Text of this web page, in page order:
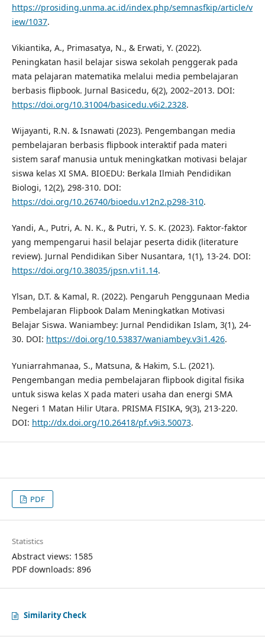
https://prosiding.unma.ac.id/index.php/semnasfkip/article/v
iew/1037.
Vikiantika, A., Primasatya, N., & Erwati, Y. (2022).
Peningkatan hasil belajar siswa sekolah penggerak pada
mata pelajaran matematika melalui media pembelajaran
berbasis flipbook. Jurnal Basicedu, 6(2), 2002–2013. DOI:
https://doi.org/10.31004/basicedu.v6i2.2328.
Wijayanti, R.N. & Isnawati (2023). Pengembangan media
pembelajaran berbasis flipbook interaktif pada materi
sistem saraf manusia untuk meningkatkan motivasi belajar
siswa kelas XI SMA. BIOEDU: Berkala Ilmiah Pendidikan
Biologi, 12(2), 298-310. DOI:
https://doi.org/10.26740/bioedu.v12n2.p298-310.
Yandi, A., Putri, A. N. K., & Putri, Y. S. K. (2023). Faktor-faktor
yang mempengarui hasil belajar peserta didik (literature
review). Jurnal Pendidikan Siber Nusantara, 1(1), 13-24. DOI:
https://doi.org/10.38035/jpsn.v1i1.14.
Ylsan, D.T. & Kamal, R. (2022). Pengaruh Penggunaan Media
Pembelajaran Flipbook Dalam Meningkatkan Motivasi
Belajar Siswa. Waniambey: Jurnal Pendidikan Islam, 3(1), 24-
30. DOI: https://doi.org/10.53837/waniambey.v3i1.426.
Yuniarrahmanaa, S., Matsuna, & Hakim, S.L. (2021).
Pengembangan media pembelajaran flipbook digital fisika
untuk siswa kelas X pada materi usaha dan energi SMA
Negeri 1 Matan Hilir Utara. PRISMA FISIKA, 9(3), 213-220.
DOI: http://dx.doi.org/10.26418/pf.v9i3.50073.
PDF
Statistics
Abstract views: 1585
PDF downloads: 896
Similarity Check